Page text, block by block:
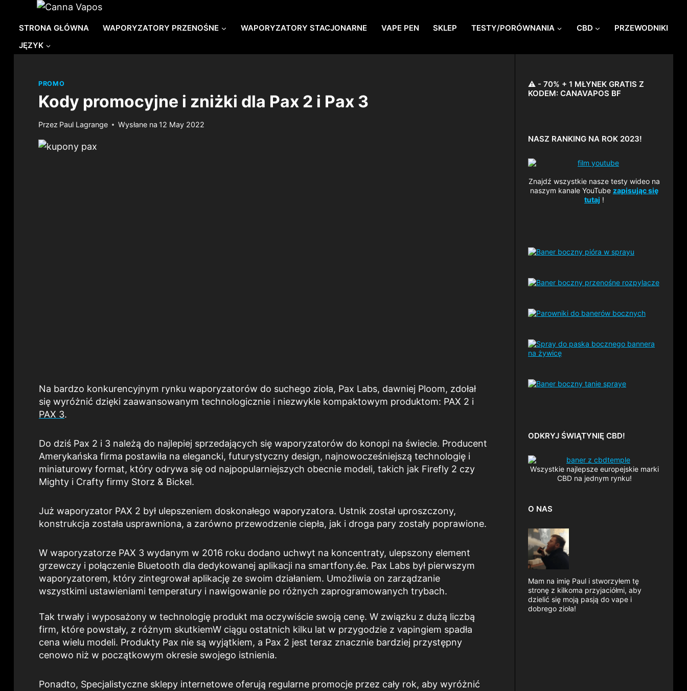
STRONA GŁÓWNA WAPORYZATORY PRZENOŚNE WAPORYZATORY STACJONARNE VAPE PEN SKLEP TESTY/PORÓWNANIA CBD
PRZEWODNIKI
JĘZYK
PROMO
Kody promocyjne i zniżki dla Pax 2 i Pax 3
Przez Paul Lagrange Wysłane na 12 May 2022
Na bardzo konkurencyjnym rynku waporyzatorów do suchego zioła, Pax Labs, dawniej Ploom, zdołał
się wyróżnić dzięki zaawansowanym technologicznie i niezwykle kompaktowym produktom: PAX 2 i
PAX 3.
Do dziś Pax 2 i 3 należą do najlepiej sprzedających się waporyzatorów do konopi na świecie. Producent
Amerykańska firma postawiła na elegancki, futurystyczny design, najnowocześniejszą technologię i
miniaturowy format, który odrywa się od najpopularniejszych obecnie modeli, takich jak Firefly 2 czy
Mighty i Crafty firmy Storz & Bickel.
Już waporyzator PAX 2 był ulepszeniem doskonałego waporyzatora. Ustnik został uproszczony,
konstrukcja została usprawniona, a zarówno przewodzenie ciepła, jak i droga pary zostały poprawione.
W waporyzatorze PAX 3 wydanym w 2016 roku dodano uchwyt na koncentraty, ulepszony element
grzewczy i połączenie Bluetooth dla dedykowanej aplikacji na smartfony.ée. Pax Labs był pierwszym
waporyzatorem, który zintegrował aplikację ze swoim działaniem. Umożliwia on zarządzanie
wszystkimi ustawieniami temperatury i nawigowanie po różnych zaprogramowanych trybach.
Tak trwały i wyposażony w technologię produkt ma oczywiście swoją cenę. W związku z dużą liczbą
firm, które powstały, z różnym skutkiemW ciągu ostatnich kilku lat w przygodzie z vapingiem spadła
cena wielu modeli. Produkty Pax nie są wyjątkiem, a Pax 2 jest teraz znacznie bardziej przystępny
cenowo niż w początkowym okresie swojego istnienia.
Ponadto, Specjalistyczne sklepy internetowe oferują regularne promocje przez cały rok, aby wyróżnić
⚠️ - 70% + 1 MŁYNEK GRATIS Z
KODEM: CANAVAPOS BF
NASZ RANKING NA ROK 2023!
Znajdź wszystkie nasze testy wideo na
naszym kanale YouTube zapisując się
tutaj !
ODKRYJ ŚWIĄTYNIĘ CBD!
Wszystkie najlepsze europejskie marki
CBD na jednym rynku!
O NAS
Mam na imię Paul i stworzyłem tę
stronę z kilkoma przyjaciółmi, aby
dzielić się moją pasją do vape i
dobrego zioła!